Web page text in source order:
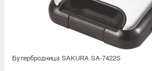
Бутербродница SAKURA SA-7422S